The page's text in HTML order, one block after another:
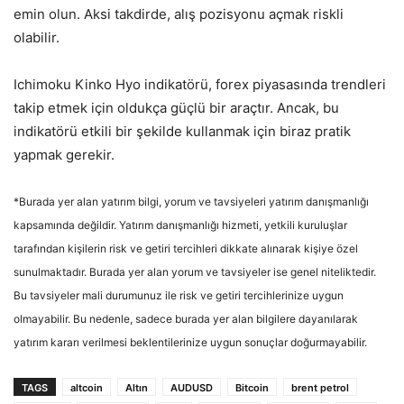
emin olun. Aksi takdirde, alış pozisyonu açmak riskli
olabilir.
Ichimoku Kinko Hyo indikatörü, forex piyasasında trendleri
takip etmek için oldukça güçlü bir araçtır. Ancak, bu
indikatörü etkili bir şekilde kullanmak için biraz pratik
yapmak gerekir.
*Burada yer alan yatırım bilgi, yorum ve tavsiyeleri yatırım danışmanlığı
kapsamında değildir. Yatırım danışmanlığı hizmeti, yetkili kuruluşlar
tarafından kişilerin risk ve getiri tercihleri dikkate alınarak kişiye özel
sunulmaktadır. Burada yer alan yorum ve tavsiyeler ise genel niteliktedir.
Bu tavsiyeler mali durumunuz ile risk ve getiri tercihlerinize uygun
olmayabilir. Bu nedenle, sadece burada yer alan bilgilere dayanılarak
yatırım kararı verilmesi beklentilerinize uygun sonuçlar doğurmayabilir.
TAGS altcoin Altın AUDUSD Bitcoin
brent petrol